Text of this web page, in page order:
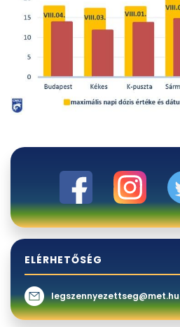
ELÉRHETŐSÉG
legszennyezettseg@met.hu